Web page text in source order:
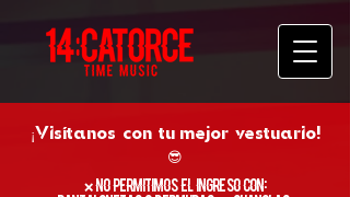
¡Visítanos con tu mejor vestuario!
😎
​❌ No permitimos el ingreso con: